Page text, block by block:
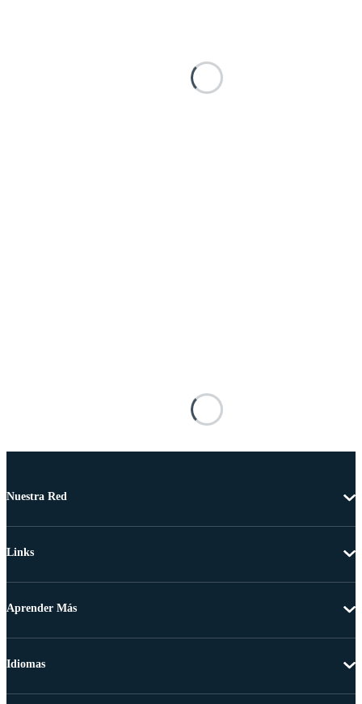
Nuestra Red
Links
Aprender Más
Idiomas